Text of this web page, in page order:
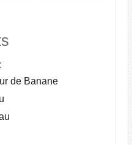
de Banane